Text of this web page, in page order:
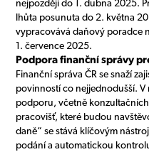
nejpozději do 1. dubna 2025.
lhůta posunuta do 2. května
vypracovává daňový poradce
1. července 2025.
Podpora finanční správy
Finanční správa ČR se snaží
povinností co nejjednodušší.
podporu, včetně
pracovišť, které budou
daně“ se stává klíčovým
podání a automatickou